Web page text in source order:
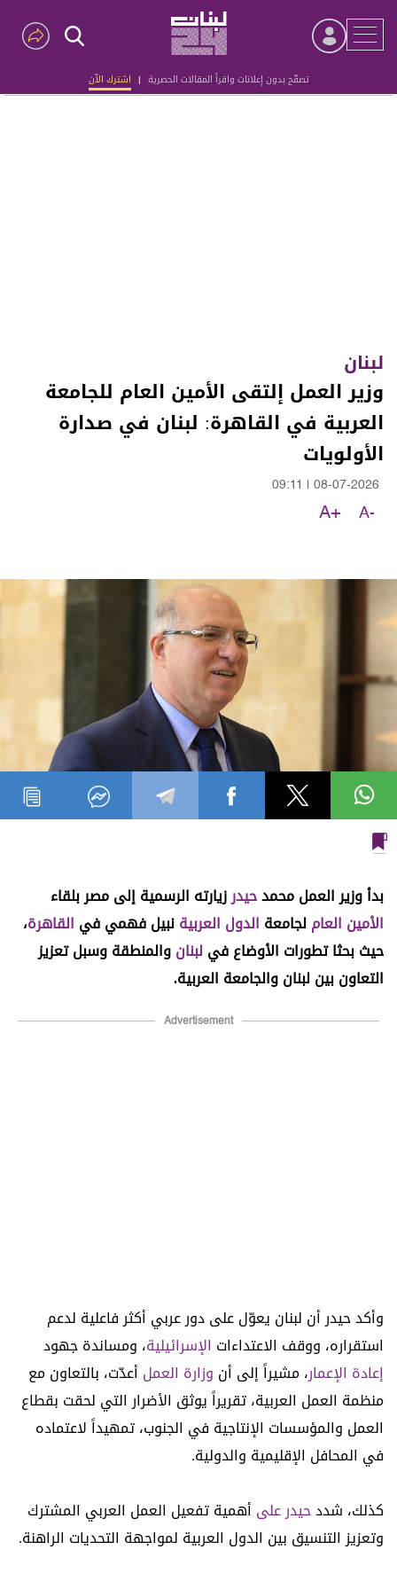
تصفّح بدون إعلانات واقرأ المقالات الحصرية | اشترك الآن
Advertisement
لبنان
وزير العمل إلتقى الأمين العام للجامعة
العربية في القاهرة: لبنان في صدارة
الأولويات
08-07-2026
09:11
A-
A+
بدأ وزير العمل محمدحيدرزيارته الرسمية إلى مصر بلقاء
الأمين العاملجامعة الدول العربيةنبيل فهمي في القاهرة،
حيث بحثا تطورات الأوضاع فيلبنانوالمنطقة وسبل تعزيز
التعاون بين لبنان والجامعة العربية.
Advertisement
وأكد حيدر أن لبنان يعوّل على دور عربي أكثر فاعلية لدعم
استقراره، ووقف الاعتداءات الإسرائيلية، ومساندة جهود
إعادة الإعمار، مشيراً إلى أن وزارة العمل أعدّت، بالتعاون مع
منظمة العمل العربية، تقريراً يوثق الأضرار التي لحقت بقطاع
العمل والمؤسسات الإنتاجية في الجنوب، تمهيداً لاعتماده
في المحافل الإقليمية والدولية.
كذلك، شددحيدر على أهمية تفعيل العمل العربي المشترك
وتعزيز التنسيق بين الدول العربية لمواجهة التحديات الراهنة.